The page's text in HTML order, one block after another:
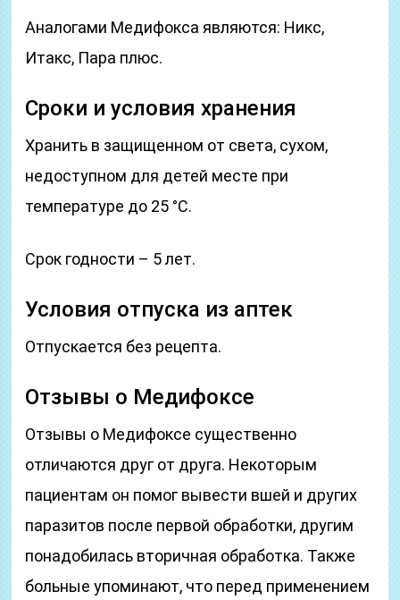
Аналогами Медифокса являются: Никс,
Итакс, Пара плюс.
Сроки и условия хранения
Хранить в защищенном от света, сухом,
недоступном для детей месте при
температуре до 25 °C.
Срок годности – 5 лет.
Условия отпуска из аптек
Отпускается без рецепта.
Отзывы о Медифоксе
Отзывы о Медифоксе существенно
отличаются друг от друга. Некоторым
пациентам он помог вывести вшей и других
паразитов после первой обработки, другим
понадобилась вторичная обработка. Также
больные упоминают, что перед применением